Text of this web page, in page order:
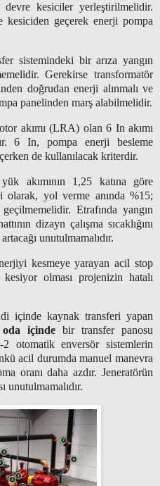
kesiciler yerleştirilmelidir.
geçerek enerji pompa
sistemindeki bir arıza yangın
Gerekirse transformatör
doğrudan enerji alınmalı ve
panelinden marş alabilmelidir.
akımı (LRA) olan 6 In akımı
6 In, pompa enerji besleme
de kullanılacak kriterdir.
akımının 1,25 katına göre
yol verme anında %15;
Etrafında yangın
dizayn çalışma sıcaklığını
unutulmamalıdır.
kesmeye yarayan acil stop
olması projenizin hatalı
içinde kaynak transferi yapan
içinde bir transfer panosu
2 otomatik enversör sistemlerin
acil durumda manuel manevra
oranı daha azdır. Jeneratörün
unutulmamalıdır.